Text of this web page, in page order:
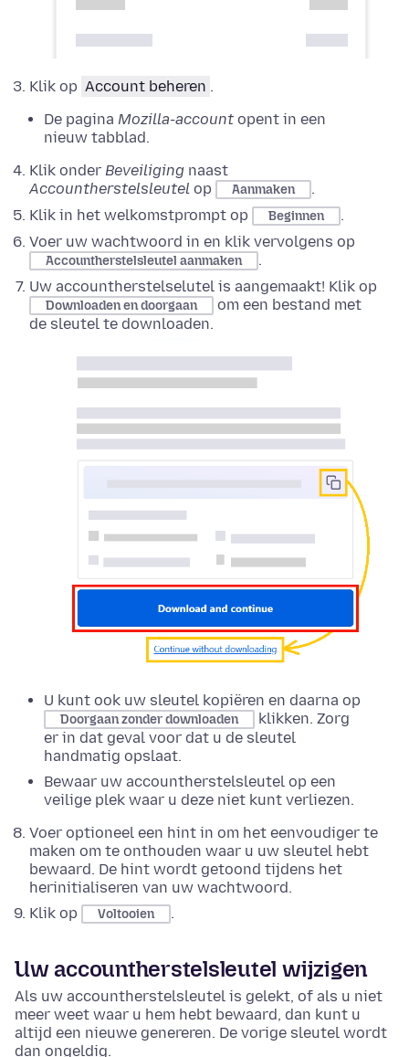
Klik op Account beheren .
De pagina Mozilla-account opent in een
nieuw tabblad.
Klik onder Beveiliging naast
Accountherstelsleutel op Aanmaken
.
Klik in het welkomstprompt op
Beginnen
.
Voer uw wachtwoord in en klik vervolgens op
Accountherstelsleutel aanmaken
.
Uw accountherstelselutel is aangemaakt! Klik op
Downloaden en doorgaan
om een bestand met
de sleutel te downloaden.
U kunt ook uw sleutel kopiëren en daarna op
Doorgaan zonder downloaden
klikken. Zorg
er in dat geval voor dat u de sleutel
handmatig opslaat.
Bewaar uw accountherstelsleutel op een
veilige plek waar u deze niet kunt verliezen.
Voer optioneel een hint in om het eenvoudiger te
maken om te onthouden waar u uw sleutel hebt
bewaard. De hint wordt getoond tijdens het
herinitialiseren van uw wachtwoord.
Klik op
Voltooien .
Uw accountherstelsleutel wijzigen
Als uw accountherstelsleutel is gelekt, of als u niet
meer weet waar u hem hebt bewaard, dan kunt u
altijd een nieuwe genereren. De vorige sleutel wordt
dan ongeldig.